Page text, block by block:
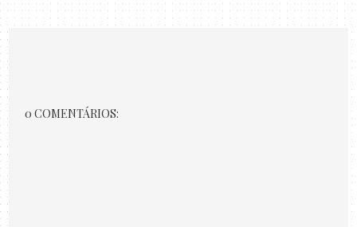
0 COMENTÁRIOS: